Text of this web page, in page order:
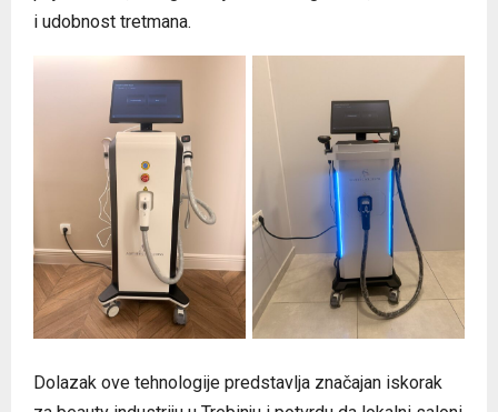
i udobnost tretmana.
Dolazak ove tehnologije predstavlja značajan iskorak